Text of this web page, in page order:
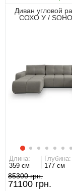
Диван угловой
СОХО У /
Длина:
359 см
Глубина:
177 см
85300 грн.
71100 грн.